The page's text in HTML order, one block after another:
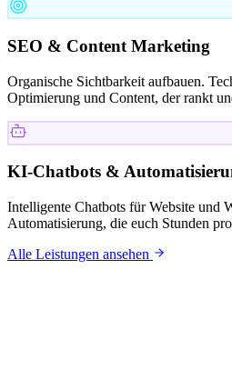
SEO & Content Marketing
Organische Sichtbarkeit aufbauen.
Optimierung und Content, der rankt
KI-Chatbots &
Intelligente Chatbots für Website und
Automatisierung, die euch Stunden
Alle Leistungen ansehen